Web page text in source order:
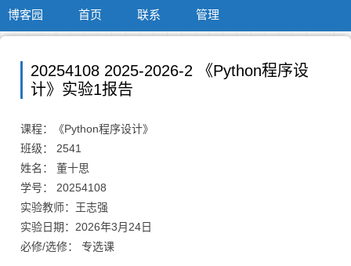
博客园 首页 联系 管理
20254108 2025-2026-2 《Python程序设
计》实验1报告
课程：《Python程序设计》
班级： 2541
姓名： 董十思
学号： 20254108
实验教师：王志强
实验日期：2026年3月24日
必修/选修： 专选课